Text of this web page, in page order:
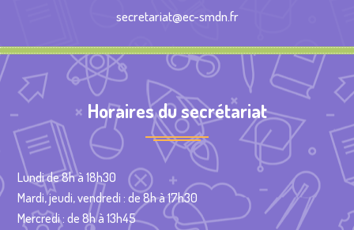
secretariat@ec-smdn.fr
Horaires du secrétariat
Lundi de 8h à 18h30
Mardi, jeudi, vendredi : de 8h à 17h30
Mercredi : de 8h à 13h45